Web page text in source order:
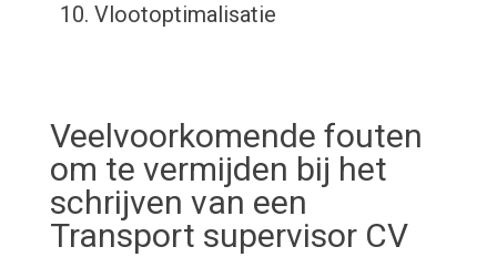
Vlootoptimalisatie
Veelvoorkomende fouten
om te vermijden bij het
schrijven van een
Transport supervisor CV